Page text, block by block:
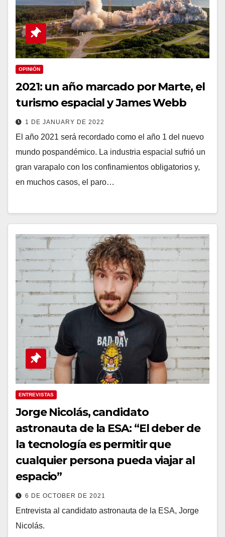
OPINIÓN
2021: un año marcado por Marte, el
turismo espacial y James Webb
1 DE JANUARY DE 2022
El año 2021 será recordado como el año 1 del nuevo
mundo pospandémico. La industria espacial sufrió un
gran varapalo con los confinamientos obligatorios y,
en muchos casos, el paro…
ENTREVISTAS
Jorge Nicolás, candidato
astronauta de la ESA: “El deber de
la tecnología es permitir que
cualquier persona pueda viajar al
espacio”
6 DE OCTOBER DE 2021
Entrevista al candidato astronauta de la ESA, Jorge
Nicolás.